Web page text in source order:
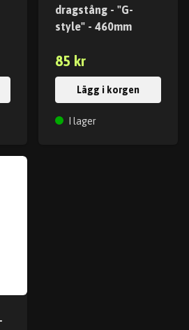
dragstång - "G-
style" - 460mm
85 kr
Lägg i korgen
I lager